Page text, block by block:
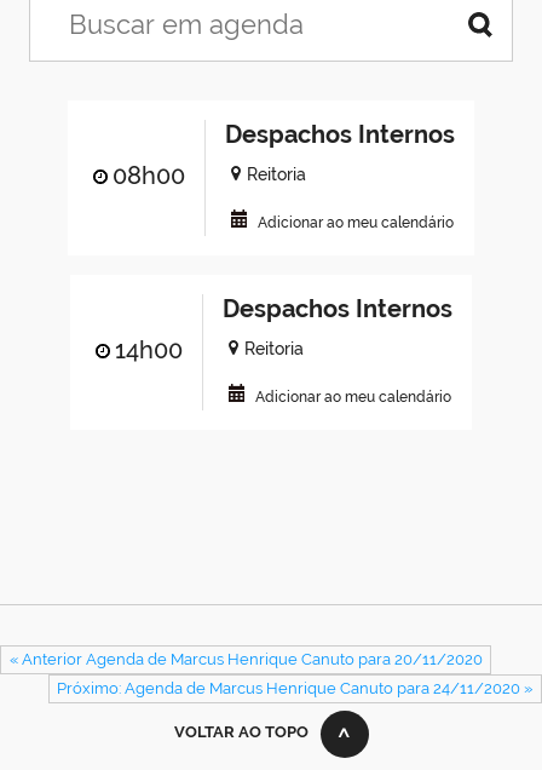
08h00
Despachos Internos
Reitoria
Adicionar ao meu calendário
14h00
Despachos Internos
Reitoria
Adicionar ao meu calendário
« Anterior Agenda de Marcus Henrique Canuto para 20/11/2020
Próximo: Agenda de Marcus Henrique Canuto para 24/11/2020 »
VOLTAR AO TOPO